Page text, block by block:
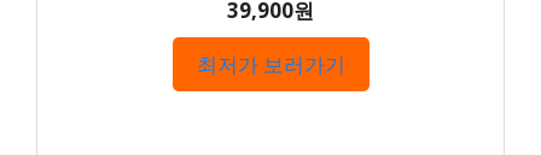
39,900원
최저가 보러가기